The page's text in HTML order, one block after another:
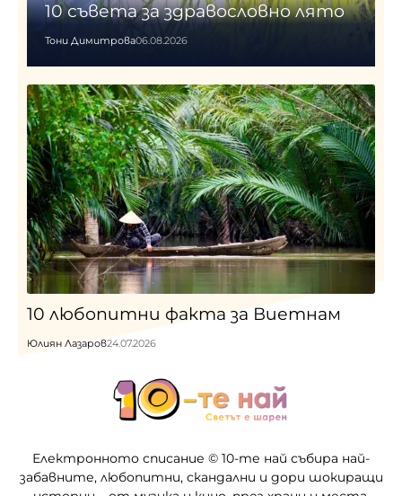
10 съвета за здравословно лято
Тони Димитрова06.08.2026
10 любопитни факта за Виетнам
Юлиян Лазаров24.07.2026
Електронното списание © 10-те най събира най-
забавните, любопитни, скандални и дори шокиращи